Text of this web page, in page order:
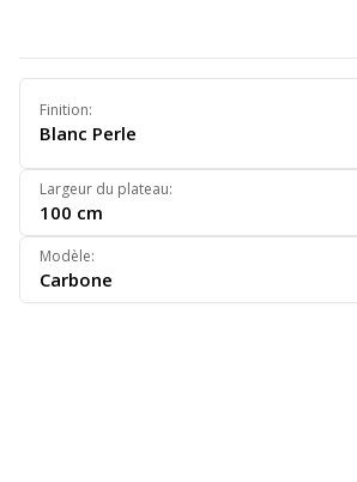
Finition:
Blanc Perle
Largeur du plateau:
100 cm
Modèle:
Carbone